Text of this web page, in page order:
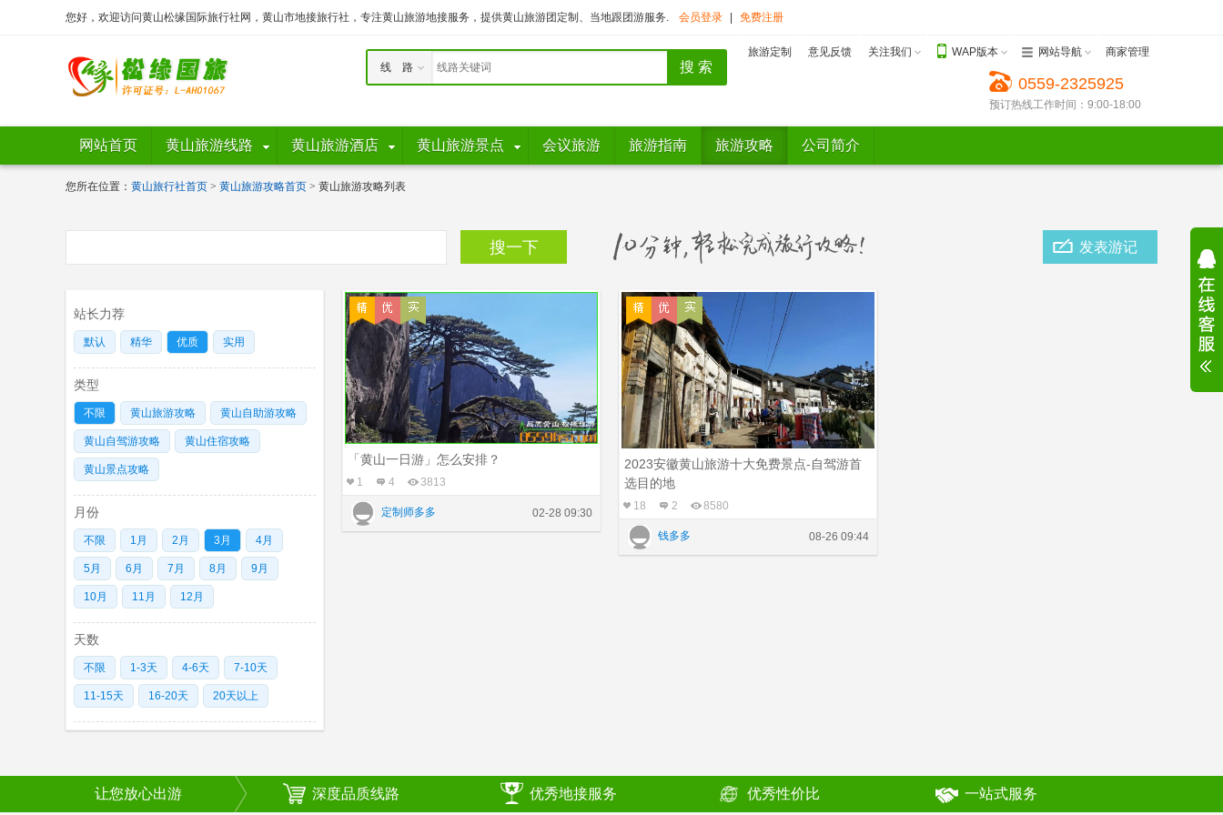
您好，欢迎访问黄山松缘国际旅行社网，黄山市地接旅行社，专注黄山旅游地接服务，提供黄山旅游团定制、当地跟团游服务. 会员登录 免费注册
旅游定制 意见反馈 关注我们 WAP版本 网站导航
商家管理
线 路
0559-2325925
预订热线工作时间：9:00-18:00
网站首页 黄山旅游线路 黄山旅游酒店 黄山旅游景点 会议旅游 旅游指南 旅游攻略 公司简介
您所在位置： 黄山旅行社首页 > 黄山旅游攻略首页 > 黄山旅游攻略列表
发表游记
站长力荐
默认 精华 优质 实用
类型
不限 黄山旅游攻略 黄山自助游攻略
黄山自驾游攻略 黄山住宿攻略
黄山景点攻略
月份
不限 1月 2月 3月 4月
5月 6月 7月 8月 9月
10月 11月 12月
天数
不限 1-3天 4-6天 7-10天
11-15天 16-20天 20天以上
「黄山一日游」怎么安排？
1 4 3813
定制师多多 02-28 09:30
2023安徽黄山旅游十大免费景点-自驾游首
选目的地
18 2 8580
钱多多 08-26 09:44
让您放心出游 深度品质线路 优秀地接服务 优秀性价比 一站式服务